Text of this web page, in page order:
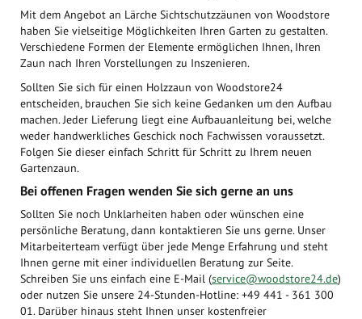
Mit dem Angebot an Lärche Sichtschutzzäunen von Woodstore
haben Sie vielseitige Möglichkeiten Ihren Garten zu gestalten.
Verschiedene Formen der Elemente ermöglichen Ihnen, Ihren
Zaun nach Ihren Vorstellungen zu Inszenieren.
Sollten Sie sich für einen Holzzaun von Woodstore24
entscheiden, brauchen Sie sich keine Gedanken um den Aufbau
machen. Jeder Lieferung liegt eine Aufbauanleitung bei, welche
weder handwerkliches Geschick noch Fachwissen voraussetzt.
Folgen Sie dieser einfach Schritt für Schritt zu Ihrem neuen
Gartenzaun.
Bei offenen Fragen wenden Sie sich gerne an uns
Sollten Sie noch Unklarheiten haben oder wünschen eine
persönliche Beratung, dann kontaktieren Sie uns gerne. Unser
Mitarbeiterteam verfügt über jede Menge Erfahrung und steht
Ihnen gerne mit einer individuellen Beratung zur Seite.
Schreiben Sie uns einfach eine E-Mail (service@woodstore24.de)
oder nutzen Sie unsere 24-Stunden-Hotline: +49 441 - 361 300
01. Darüber hinaus steht Ihnen unser kostenfreier